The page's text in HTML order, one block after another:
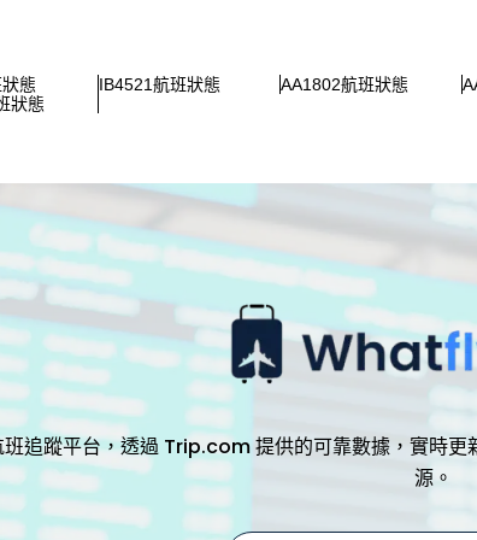
態 IB4521航班狀態 AA1802航班狀態
狀態
蹤平台，透過 Trip.com 提供的可靠數據，實時更
源。